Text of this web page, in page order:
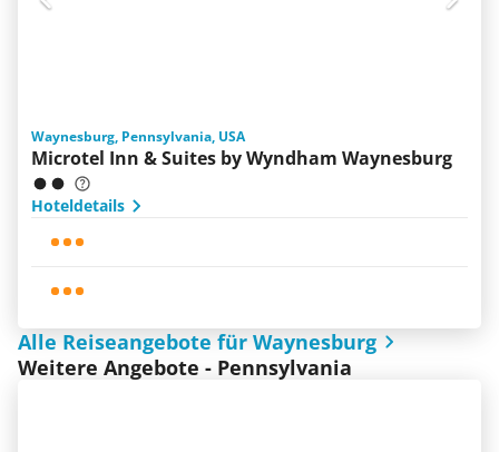
Waynesburg, Pennsylvania, USA
Microtel Inn & Suites by Wyndham Waynesburg
Hoteldetails
Alle Reiseangebote für Waynesburg
Weitere Angebote - Pennsylvania